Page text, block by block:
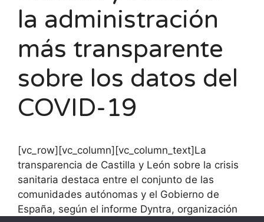
la administración
más transparente
sobre los datos del
COVID-19
[vc_row][vc_column][vc_column_text]La
transparencia de Castilla y León sobre la crisis
sanitaria destaca entre el conjunto de las
comunidades autónomas y el Gobierno de
España, según el informe Dyntra, organización